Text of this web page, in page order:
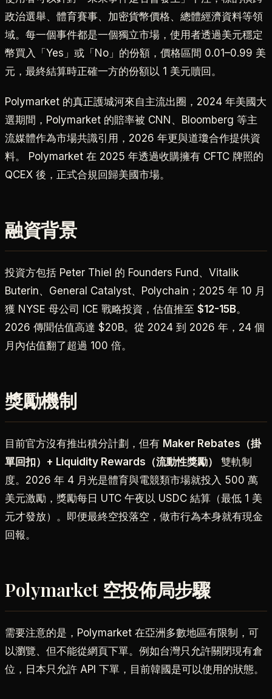
政治選舉、體育賽事、加密貨幣價格、總體經濟資料等領
域。每一個事件都是一個獨立市場，使用者透過美元穩定
幣買入「Yes」或「No」的份額，價格區間 0.01–0.99 美
元，最終結算時正確一方的份額以 1 美元贖回。
Polymarket 的真正護城河來自主流出圈，2024 年美國大
選期間，Polymarket 的賠率被 CNN、Bloomberg 等主
流媒體作為市場共識引用，2026 年更與道瓊合作提供資
料。 Polymarket 在 2025 年透過收購擁有 CFTC 牌照的
QCEX 後，正式合規回歸美國市場。
融資背景
投資方包括 Peter Thiel 的 Founders Fund、Vitalik
Buterin、General Catalyst、Polychain；2025 年 10 月
獲 NYSE 母公司 ICE 戰略投資，估值推至 $12-15B。
2026 傳聞估值高達 $20B。從 2024 到 2026 年，24 個
月內估值翻了超過 100 倍。
獎勵機制
目前官方沒有推出積分計劃，但有 Maker Rebates（掛
單回扣）+ Liquidity Rewards（流動性獎勵）
雙軌制
度。2026 年 4 月光是體育與電競類市場就投入 500 萬
美元激勵，獎勵每日 UTC 午夜以 USDC 結算（最低 1 美
元才發放）。即便最終空投落空，做市行為本身就有現金
回報。
Polymarket 空投佈局步驟
需要注意的是，Polymarket 在亞洲多數地區有限制，可
以瀏覽、但不能從網頁下單。例如台灣只允許關閉現有倉
位，日本只允許 API 下單，目前韓國是可以使用的狀態。